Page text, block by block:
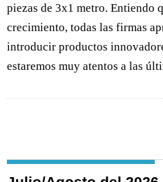
piezas de 3x1 metro. Entiendo
crecimiento, todas las firmas
introducir productos
estaremos muy atentos a las